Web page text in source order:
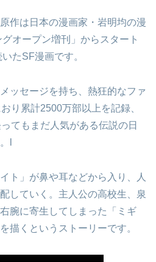
作は日本の漫画家・岩明均の漫
オープン増刊」からスタート
たSF漫画です。
ッセージを持ち、熱狂的なファ
り累計2500万部以上を記録、
てもまだ人気がある伝説の日
l
ト」が鼻や耳などから入り、人
していく。主人公の高校生、泉
腕に寄生してしまった「ミギ
描くというストーリーです。